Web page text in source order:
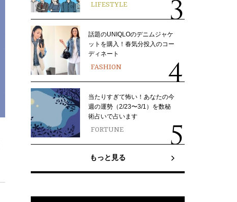
LIFESTYLE
話題のUNIQLOのデニムジャケ
ットを購入！春気分投入のコー
ディネート
FASHION
当たりすぎて怖い！あなたの今
週の運勢（2/23〜3/1）を数秘
術占いで占います
FORTUNE
もっと見る